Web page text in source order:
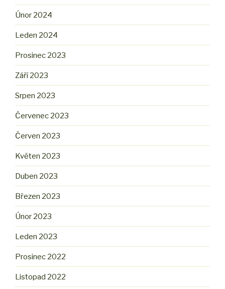
Únor 2024
Leden 2024
Prosinec 2023
Září 2023
Srpen 2023
Červenec 2023
Červen 2023
Květen 2023
Duben 2023
Březen 2023
Únor 2023
Leden 2023
Prosinec 2022
Listopad 2022